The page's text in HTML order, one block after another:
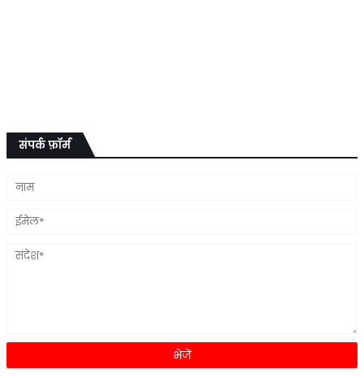
संपर्क फ़ॉर्म